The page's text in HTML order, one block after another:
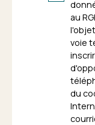
au
voie
du